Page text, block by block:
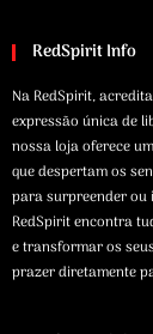
RedSpirit Info
Na RedSpirit,
expressão única de
nossa loja oferece
que despertam os
para surpreender ou
RedSpirit encontra
e transformar os
prazer diretamente